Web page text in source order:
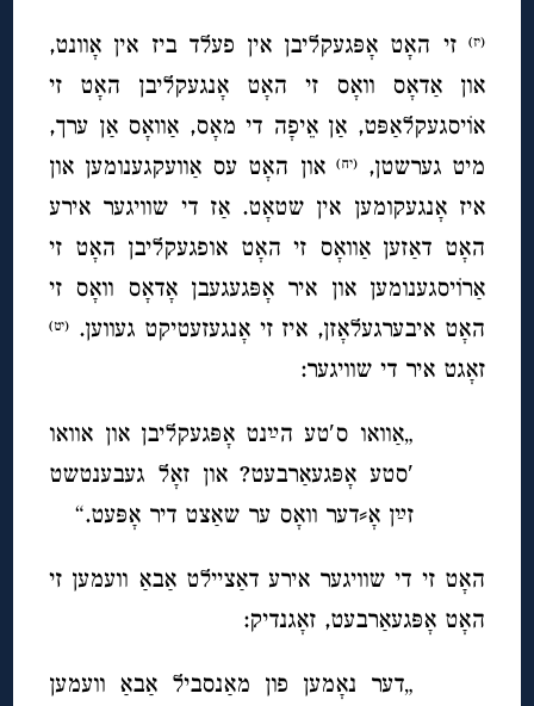
(יז)
זי האָט אָפּגעקליבן אין פעלד ביז אין אָוונט,
און אַדאָס וואָס זי האָט אָנגעקליבן האָט זי
אוֹיסגעקלאַפּט, אַן אֵיפָה די מאָס, אַוואָס אַן ערך,
מיט גערשטן,(יח) און האָט עס אַוועקגענומען און
איז אָנגעקומען אין שטאָט. אַז די שוויגער אירע
האָט דאַזען אַוואָס זי האָט אופגעקליבן האָט זי
אַרוֹיסגענומען און איר אָפּגעגעבן אָדאָס וואָס זי
האָט איבערגעלאָזן, איז זי אָנגעזעטיקט געווען. (יט)
זאָגט איר די שוויגער:
„אַוואו ס′טע הײַנט אָפּגעקליבן און אוואו
′סטע אָפּגעאַרבעט? און זאָל געבענטשט
זײַן אָ⸗דער וואָס ער שאַצט דיר אָפּעט.“
האָט זי די שוויגער אירע דאַציילט אַבאַ וועמען זי
האָט אָפּגעאַרבעט, זאָגנדיק:
„דער נאָמען פון מאַנסביל אַבאַ וועמען